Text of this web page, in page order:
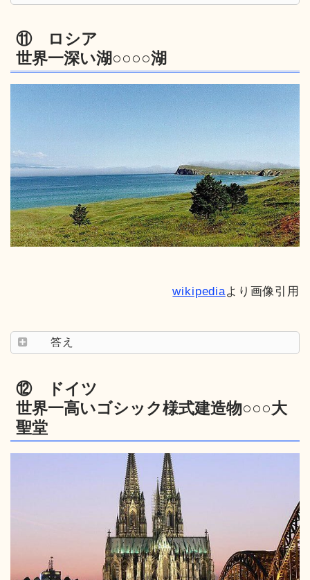
⑪ ロシア
世界一深い湖○○○○湖
wikipediaより画像引用
答え
⑫ ドイツ
世界一高いゴシック様式建造物○○○大
聖堂